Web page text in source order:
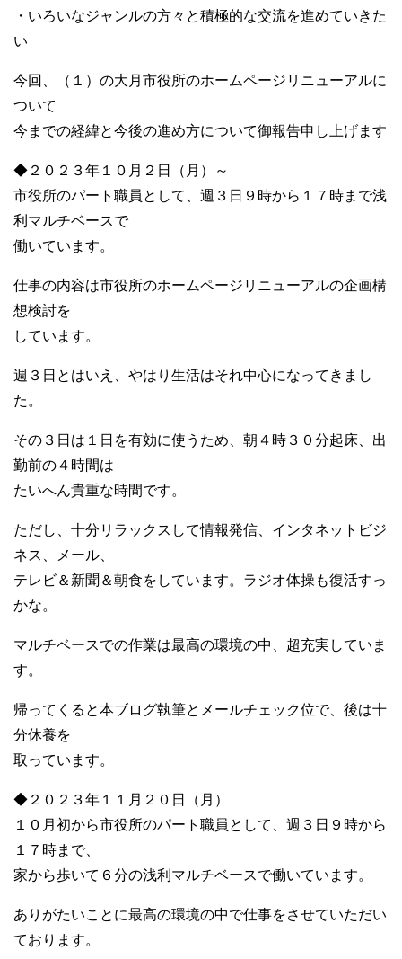
・いろいなジャンルの方々と積極的な交流を進めていきた
い
今回、（１）の大月市役所のホームページリニューアルに
ついて
今までの経緯と今後の進め方について御報告申し上げます
◆２０２３年１０月２日（月）～
市役所のパート職員として、週３日９時から１７時まで浅
利マルチベースで
働いています。
仕事の内容は市役所のホームページリニューアルの企画構
想検討を
しています。
週３日とはいえ、やはり生活はそれ中心になってきまし
た。
その３日は１日を有効に使うため、朝４時３０分起床、出
勤前の４時間は
たいへん貴重な時間です。
ただし、十分リラックスして情報発信、インタネットビジ
ネス、メール、
テレビ＆新聞＆朝食をしています。ラジオ体操も復活すっ
かな。
マルチベースでの作業は最高の環境の中、超充実していま
す。
帰ってくると本ブログ執筆とメールチェック位で、後は十
分休養を
取っています。
◆２０２３年１１月２０日（月）
１０月初から市役所のパート職員として、週３日９時から
１７時まで、
家から歩いて６分の浅利マルチベースで働いています。
ありがたいことに最高の環境の中で仕事をさせていただい
ております。